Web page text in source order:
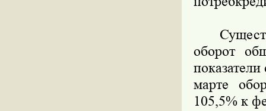
оборот
марте
105,5% к